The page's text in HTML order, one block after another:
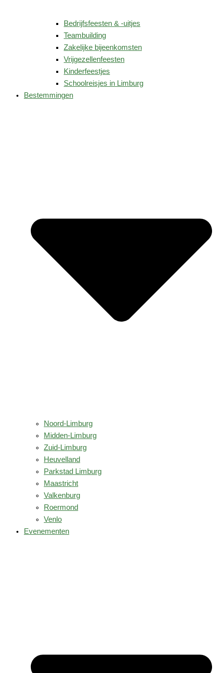
Bedrijfsfeesten & -uitjes
Teambuilding
Zakelijke bijeenkomsten
Vrijgezellenfeesten
Kinderfeestjes
Schoolreisjes in Limburg
Bestemmingen
Noord-Limburg
Midden-Limburg
Zuid-Limburg
Heuvelland
Parkstad Limburg
Maastricht
Valkenburg
Roermond
Venlo
Evenementen